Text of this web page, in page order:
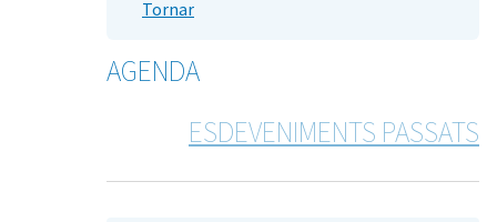
Tornar
AGENDA
ESDEVENIMENTS PASSATS